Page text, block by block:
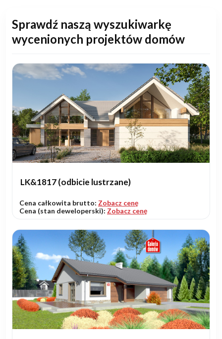
Sprawdź naszą wyszukiwarkę
wycenionych projektów domów
LK&1817 (odbicie lustrzane)
Cena całkowita brutto: Zobacz cenę
Cena (stan deweloperski): Zobacz cenę